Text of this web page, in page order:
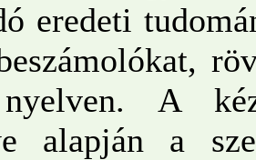
eredeti
A
alapján a